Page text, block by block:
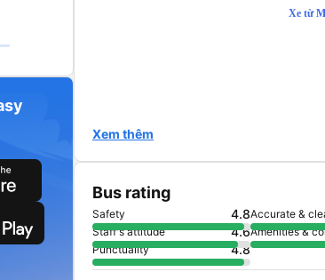
Xe từ
Xem thêm
Bus rating
Safety 4.8Accurate &
information
Staff's attitude 4.6Amenities &
Punctuality 4.8